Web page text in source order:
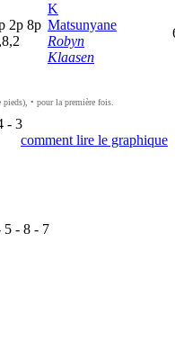
2p 8p
K
Matsunyane
Robyn
Klaasen
• pour la première fois.
- 3
comment lire le graphique
5 - 8 - 7